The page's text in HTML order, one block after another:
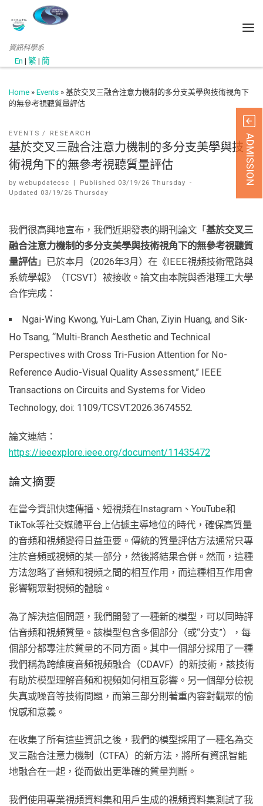
資訊科學系
En | 繁 | 簡
Home » Events » 基於交叉三融合注意力機制的多分支美學與技術視角下
的無參考視聽質量評估
EVENTS RESEARCH
基於交叉三融合注意力機制的多分支美學與技
術視角下的無參考視聽質量評估
by webupdatecsc | Published 03/19/26 Thursday -
Updated 03/19/26 Thursday
我們很高興地宣布，我們近期發表的期刊論文「基於交叉三
融合注意力機制的多分支美學與技術視角下的無參考視聽質
量評估」已於本月（2026年3月）在《IEEE視頻技術電路與
系統學報》（TCSVT）被接收。論文由本院與香港理工大學
合作完成：
Ngai-Wing Kwong, Yui-Lam Chan, Ziyin Huang, and Sik-
Ho Tsang, “Multi-Branch Aesthetic and Technical
Perspectives with Cross Tri-Fusion Attention for No-
Reference Audio-Visual Quality Assessment,” IEEE
Transactions on Circuits and Systems for Video
Technology, doi: 1109/TCSVT.2026.3674552.
論文連結：
https://ieeexplore.ieee.org/document/11435472
論文摘要
在當今資訊快速傳播、短視頻在Instagram、YouTube和
TikTok等社交媒體平台上佔據主導地位的時代，確保高質量
的音頻和視頻變得日益重要。傳統的質量評估方法通常只專
注於音頻或視頻的某一部分，然後將結果合併。然而，這種
方法忽略了音頻和視頻之間的相互作用，而這種相互作用會
影響觀眾對視頻的體驗。
為了解決這個問題，我們開發了一種新的模型，可以同時評
估音頻和視頻質量。該模型包含多個部分（或“分支”），每
個部分都專注於質量的不同方面。其中一個部分採用了一種
我們稱為跨維度音頻視頻融合（CDAVF）的新技術，該技術
有助於模型理解音頻和視頻如何相互影響。另一個部分檢視
失真或噪音等技術問題，而第三部分則著重內容對觀眾的愉
悅感和意義。
在收集了所有這些資訊之後，我們的模型採用了一種名為交
叉三融合注意力機制（CTFA）的新方法，將所有資訊智能
地融合在一起，從而做出更準確的質量判斷。
我們使用專業視頻資料集和用戶生成的視頻資料集測試了我
ADMISSION